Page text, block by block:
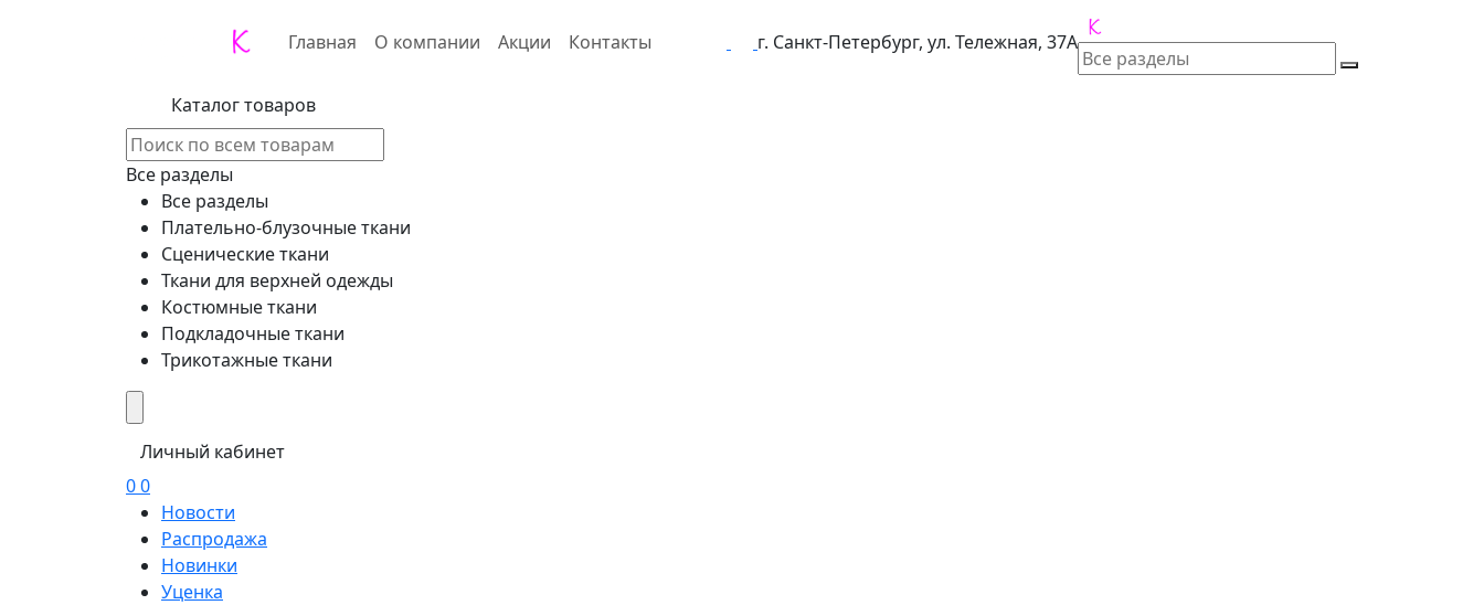
Главная О компании Акции Контакты г. Санкт-Петербург, ул. Тележная, 37А
Каталог товаров
Все разделы
Все разделы
Плательно-блузочные ткани
Сценические ткани
Ткани для верхней одежды
Костюмные ткани
Подкладочные ткани
Трикотажные ткани
Личный кабинет
00
Новости
Распродажа
Новинки
Уценка